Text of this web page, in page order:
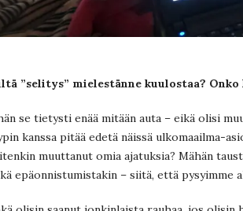
”selitys” mielestänne kuulostaa?
se tietysti enää mitään auta – eikä olisi
kanssa pitää edetä näissä ulkomaailma-
muuttanut omia ajatuksia? Mähän
epäonnistumistakin – siitä, että pysyimme